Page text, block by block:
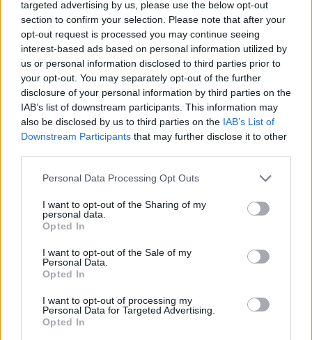
targeted advertising by us, please use the below opt-out
section to confirm your selection. Please note that after your
opt-out request is processed you may continue seeing
interest-based ads based on personal information utilized by
us or personal information disclosed to third parties prior to
your opt-out. You may separately opt-out of the further
disclosure of your personal information by third parties on the
IAB’s list of downstream participants. This information may
also be disclosed by us to third parties on the IAB’s List of
Downstream Participants that may further disclose it to other
Personal Data Processing Opt Outs
I want to opt-out of the Sharing of my
personal data.
Opted In
I want to opt-out of the Sale of my
Personal Data.
Opted In
I want to opt-out of processing my
Personal Data for Targeted Advertising.
Opted In
kompetenciamérés
online kompetenciamérés
kompetenciamérés feladatai